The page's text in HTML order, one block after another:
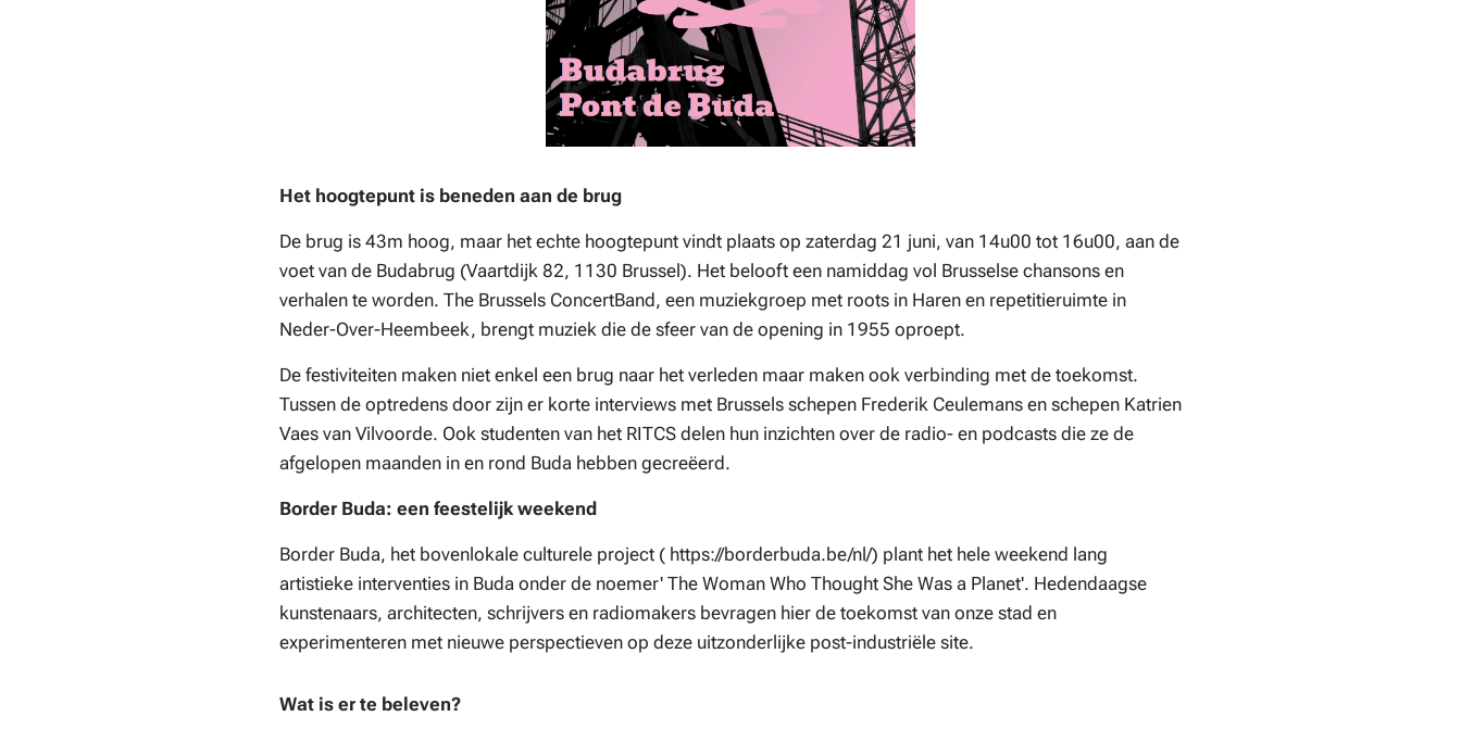
Het hoogtepunt is beneden aan de brug
De brug is 43m hoog, maar het echte hoogtepunt vindt plaats op zaterdag 21 juni, van 14u00 tot 16u00, aan de
voet van de Budabrug (Vaartdijk 82, 1130 Brussel). Het belooft een namiddag vol Brusselse chansons en
verhalen te worden. The Brussels ConcertBand, een muziekgroep met roots in Haren en repetitieruimte in
Neder-Over-Heembeek, brengt muziek die de sfeer van de opening in 1955 oproept.
De festiviteiten maken niet enkel een brug naar het verleden maar maken ook verbinding met de toekomst.
Tussen de optredens door zijn er korte interviews met Brussels schepen Frederik Ceulemans en schepen Katrien
Vaes van Vilvoorde. Ook studenten van het RITCS delen hun inzichten over de radio- en podcasts die ze de
afgelopen maanden in en rond Buda hebben gecreëerd.
Border Buda: een feestelijk weekend
Border Buda, het bovenlokale culturele project ( https://borderbuda.be/nl/) plant het hele weekend lang
artistieke interventies in Buda onder de noemer' The Woman Who Thought She Was a Planet'. Hedendaagse
kunstenaars, architecten, schrijvers en radiomakers bevragen hier de toekomst van onze stad en
experimenteren met nieuwe perspectieven op deze uitzonderlijke post-industriële site.
Wat is er te beleven?